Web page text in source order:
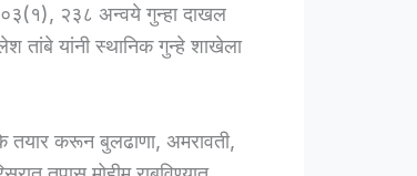
२३८ अन्वये गुन्हा दाखल
तांबे यांनी स्थानिक गुन्हे शाखेला
तयार करून बुलढाणा, अमरावती,